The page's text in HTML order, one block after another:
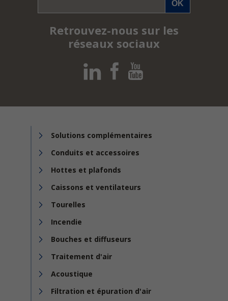
Retrouvez-nous sur les
réseaux sociaux
Solutions complémentaires
Conduits et accessoires
Hottes et plafonds
Caissons et ventilateurs
Tourelles
Incendie
Bouches et diffuseurs
Traitement d'air
Acoustique
Filtration et épuration d'air